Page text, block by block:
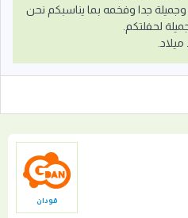
قودان
جدا وفخمه بما يناسبكم نحن
لحفلتكم.